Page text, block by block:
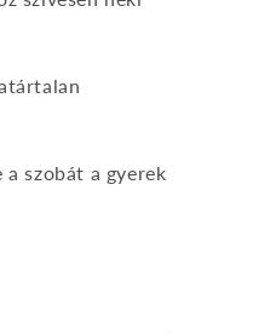
szobát a gyerek